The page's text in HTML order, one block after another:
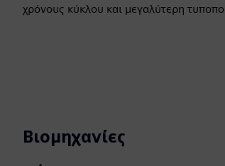
χρόνους κύκλου και μεγαλύτερη
Βιομηχανίες